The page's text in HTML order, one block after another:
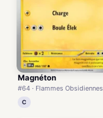
Magnéton
#64 · Flammes Obsidiennes
C